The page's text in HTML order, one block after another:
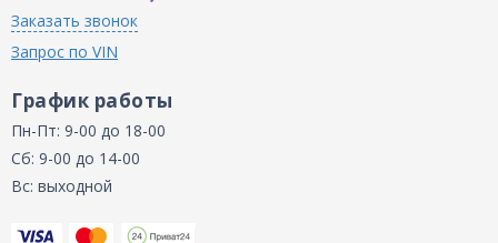
Заказать звонок
Запрос по VIN
График работы
Пн-Пт: 9-00 до 18-00
Сб: 9-00 до 14-00
Вс: выходной